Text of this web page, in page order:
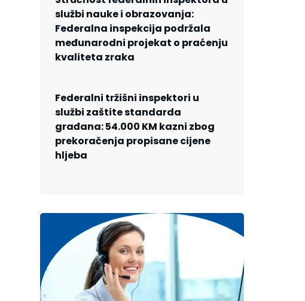
službi nauke i obrazovanja:
Federalna inspekcija podržala
međunarodni projekat o praćenju
kvaliteta zraka
Federalni tržišni inspektori u
službi zaštite standarda
građana: 54.000 KM kazni zbog
prekoračenja propisane cijene
hljeba